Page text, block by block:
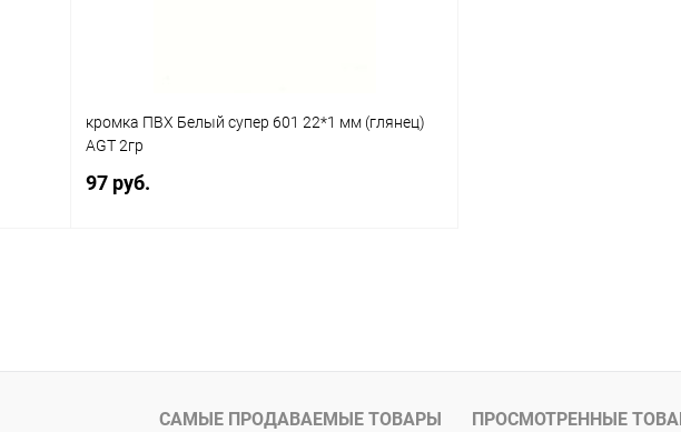
кромка ПВХ Белый супер 601 22*1 мм (глянец)
AGT 2гр
97 руб.
В избранное В наличии
САМЫЕ ПРОДАВАЕМЫЕ ТОВАРЫ ПРОСМОТРЕННЫЕ